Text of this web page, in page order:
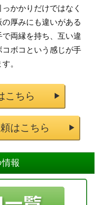
かかりだけではなく
厚みにも違いがある
両縁を持ち、互い違
ボコという感じが手
。
こちら
はこちら
報